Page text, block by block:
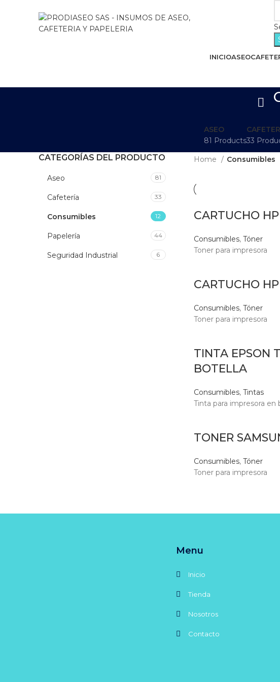
INICIOASEO
ASEO
81 Products33
CATEGORÍAS DEL PRODUCTO
Aseo 81
Cafetería 33
Consumibles 12
Papelería 44
Seguridad Industrial 6
Home Consumibles
CARTUCHO
Consumibles, Tóner
Toner para impresora
CARTUCHO
Consumibles, Tóner
Toner para impresora
TINTA EPSON
BOTELLA
Consumibles, Tintas
Tinta para impresora en
TONER
Consumibles, Tóner
Toner para impresora
Menu
Inicio
Tienda
Nosotros
Contacto